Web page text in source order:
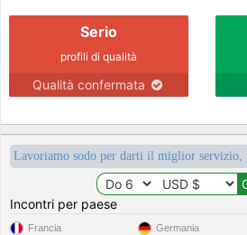
Serio
profili di qualità
Qualità confermata
Lavoriamo sodo per darti il miglior servizio,
Incontri per paese
Francia Germania